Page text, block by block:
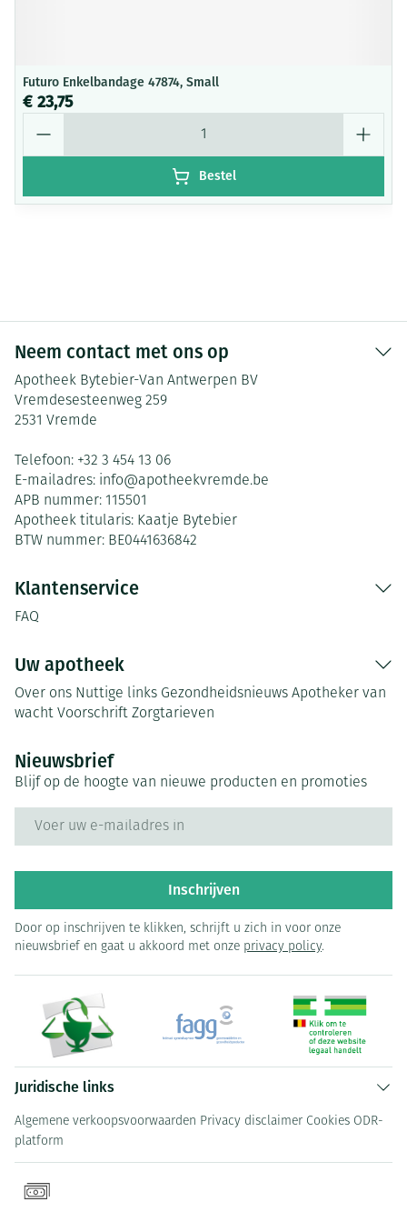
Futuro Enkelbandage 47874, Small
€ 23,75
Bestel
Neem contact met ons op
Apotheek Bytebier-Van Antwerpen BV
Vremdesesteenweg 259
2531 Vremde
Telefoon: +32 3 454 13 06
E-mailadres: info@apotheekvremde.be
APB nummer: 115501
Apotheek titularis: Kaatje Bytebier
BTW nummer: BE0441636842
Klantenservice
FAQ
Uw apotheek
Over ons Nuttige links Gezondheidsnieuws Apotheker van
wacht Voorschrift Zorgtarieven
Nieuwsbrief
Blijf op de hoogte van nieuwe producten en promoties
Inschrijven
Door op inschrijven te klikken, schrijft u zich in voor onze
nieuwsbrief en gaat u akkoord met onze privacy policy.
Juridische links
Algemene verkoopsvoorwaarden Privacy disclaimer Cookies ODR-
platform